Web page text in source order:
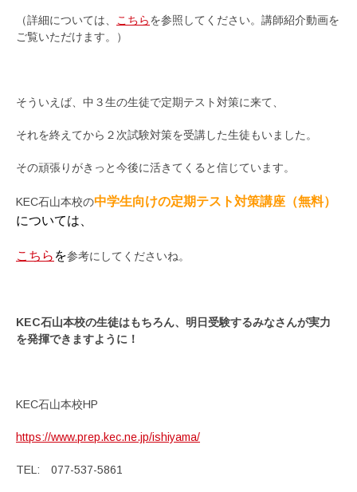
（詳細については、 こちらを参照してください。講師紹介動画を
ご覧いただけます。）
そういえば、中３生の生徒で定期テスト対策に来て、
それを終えてから２次試験対策を受講した生徒もいました。
その頑張りがきっと今後に活きてくると信じています。
KEC石山本校の中学生向けの定期テスト対策講座（無料）
については、
こちら を参考にしてくださいね。
KEC石山本校の生徒はもちろん、明日受験するみなさんが実力
を発揮できますように！
KEC石山本校HP
https://www.prep.kec.ne.jp/ishiyama/
TEL: 077-537-5861